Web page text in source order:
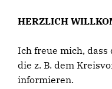
HERZLICH
Ich freue mich,
die z. B. dem
informieren.